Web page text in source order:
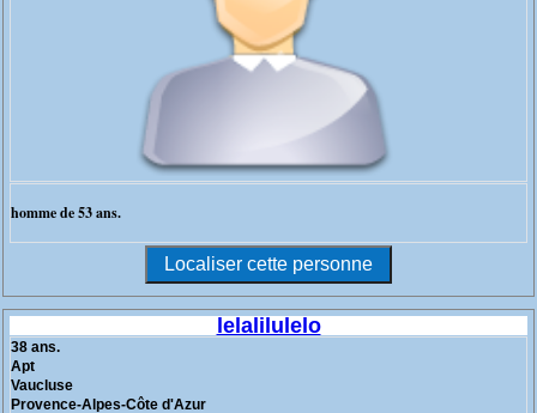
homme de 53 ans.
lelalilulelo
38 ans.
Apt
Vaucluse
Provence-Alpes-Côte d'Azur